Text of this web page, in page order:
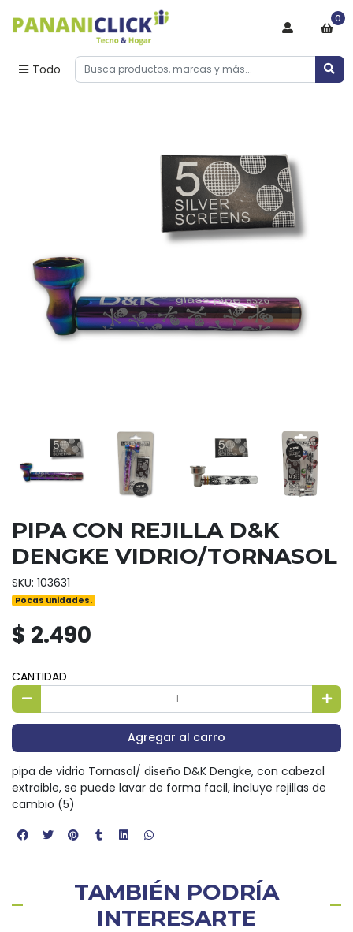
Todo
0
PIPA CON REJILLA D&K
DENGKE VIDRIO/TORNASOL
SKU: 103631
Pocas unidades.
$ 2.490
CANTIDAD
Agregar al carro
pipa de vidrio Tornasol/ diseño D&K Dengke, con cabezal
extraible, se puede lavar de forma facil, incluye rejillas de
cambio (5)
TAMBIÉN PODRÍA
INTERESARTE